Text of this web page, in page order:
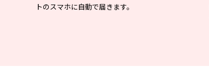
トのスマホに自動で届きます。